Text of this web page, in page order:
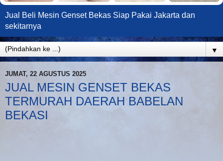
Jual Beli Mesin Genset Bekas Siap Pakai Jakarta dan
sekitarnya
▼
JUMAT, 22 AGUSTUS 2025
JUAL MESIN GENSET BEKAS
TERMURAH DAERAH BABELAN
BEKASI